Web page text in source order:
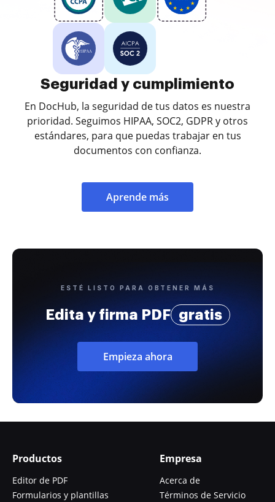
Seguridad y cumplimiento
En DocHub, la seguridad de tus datos es nuestra
prioridad. Seguimos HIPAA, SOC2, GDPR y otros
estándares, para que puedas trabajar en tus
documentos con confianza.
Aprende más
ESTÉ LISTO PARA OBTENER MÁS
Edita y firma PDF gratis
Empieza ahora
Productos
Editor de PDF
Formularios y plantillas
Empresa
Acerca de
Términos de Servicio